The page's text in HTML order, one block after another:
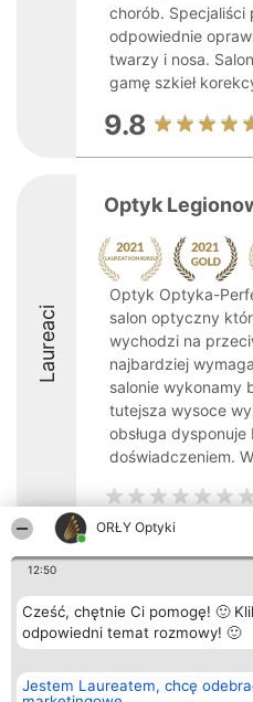
ORŁY Optyki
12:50
Cześć, chętnie Ci pomogę! 🙂
odpowiedni temat rozmowy! 🙂
Jestem Laureatem, chcę
chorób. Specjaliści
odpowiednie
twarzy i nosa.
gamę szkieł
9.8
Laureaci
Optyk
Optyk Optyka-
salon optyczny
wychodzi na
najbardziej
salonie wykonamy
tutejsza wysoce
obsługa
doświadczeniem.
Organizator plebiscytu
o. sp. k.
ul. Ruska 22
Wrocław 50-079
381313360 | NIP 8943132676
+48 508 492 400
Lista
Polityka